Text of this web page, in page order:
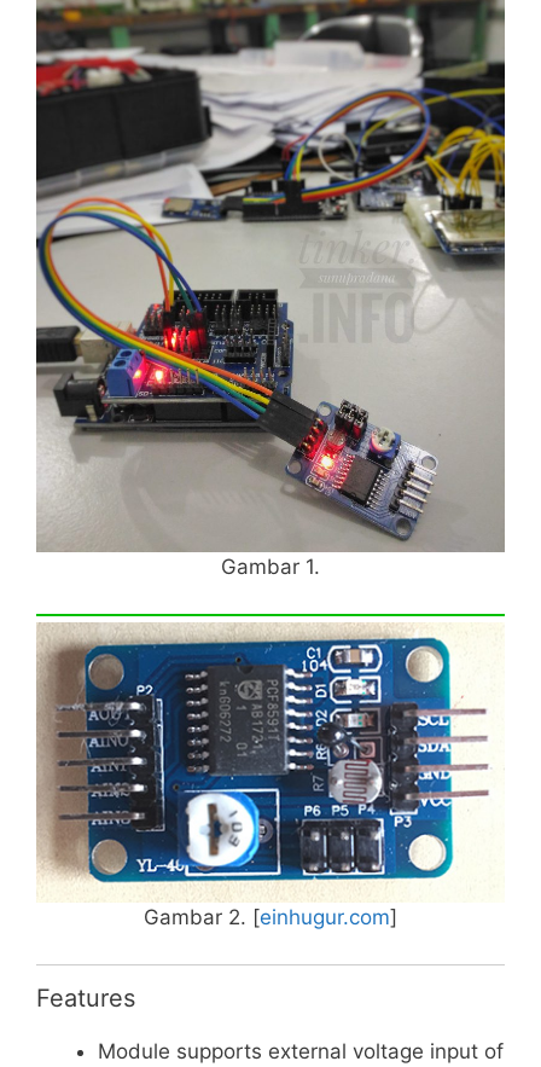
Gambar 1.
Gambar 2. [einhugur.com]
Features
Module supports external voltage input of